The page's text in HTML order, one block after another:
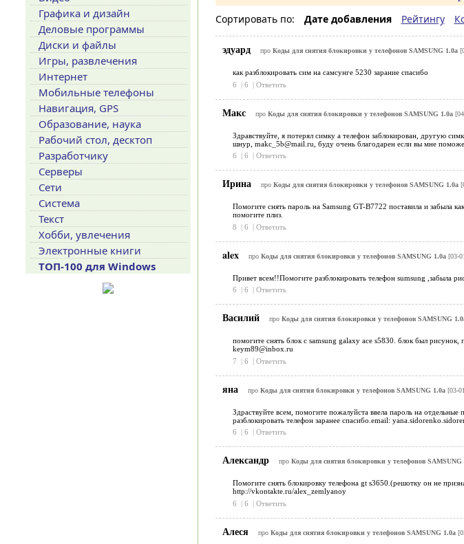
Сортировать по: Дате добавления Рейтингу
эдуард про Коды для снятия блокировки у телефонов SAMSUNG 1.0a
как разблокировать сим на самсунге 5230 зарание спасибо
6
| 6 | Ответить
Макс про Коды для снятия блокировки у телефонов SAMSUNG 1.0a
Здравствуйте, я потерял симку а телефон заблокирован, другую
шнур, makc_5b@mail.ru, буду очень благодарен если вы мне
6
| 6 | Ответить
Ирина про Коды для снятия блокировки у телефонов SAMSUNG 1.0a
Помогите снять пароль на Samsung GT-B7722 поставила и забыла
помогите плиз.
8
| 6 | Ответить
alex про Коды для снятия блокировки у телефонов SAMSUNG 1.0a[03-
Привет всем!!Помогите разблокировать телефон sumsung ,забыла
6
| 6 | Ответить
Василий про Коды для снятия блокировки у телефонов SAMSUNG
помогите снять блок с samsung galaxy ace s5830. блок был
keym89@inbox.ru
7
| 6 | Ответить
яна про Коды для снятия блокировки у телефонов SAMSUNG 1.0a[03-
Здраствуйте всем, помогите пожалуйста ввела пароль на
разблокировать телефон заранее спасибо.email:
6
| 6 | Ответить
Александр про Коды для снятия блокировки у телефонов SAMSUNG
Помогите снять блокировку телефона gt s3650.(решотку он не
http://vkontakte.ru/alex_zemlyanoy
6
| 6 | Ответить
Алеся про Коды для снятия блокировки у телефонов SAMSUNG 1.0a
Графика и дизайн
Деловые программы
Диски и файлы
Игры, развлечения
Интернет
Мобильные телефоны
Навигация, GPS
Образование, наука
Рабочий стол, десктоп
Разработчику
Серверы
Сети
Система
Текст
Хобби, увлечения
Электронные книги
ТОП-100 для Windows